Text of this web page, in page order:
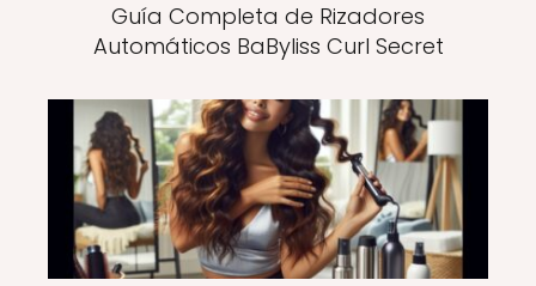
Guía Completa de Rizadores
Automáticos BaByliss Curl Secret